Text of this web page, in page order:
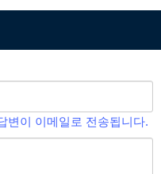
변이 이메일로 전송됩니다.